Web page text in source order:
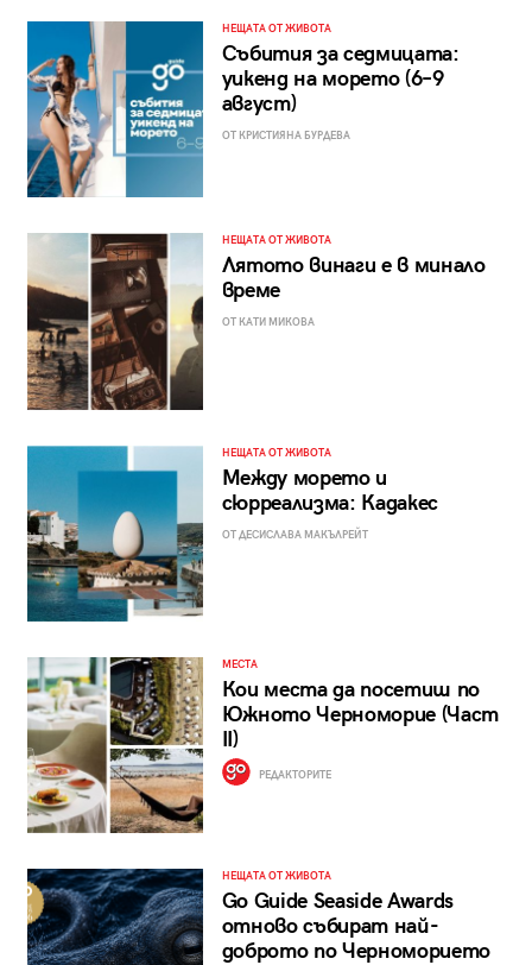
НЕЩАТА ОТ ЖИВОТА
Събития за седмицата:
уикенд на морето (6–9
август)
ОТ КРИСТИЯНА БУРДЕВА
НЕЩАТА ОТ ЖИВОТА
Лятото винаги е в минало
време
ОТ КАТИ МИКОВА
НЕЩАТА ОТ ЖИВОТА
Между морето и
сюрреализма: Кадакес
ОТ ДЕСИСЛАВА МАКЪЛРЕЙТ
МЕСТА
Кои места да посетиш по
Южното Черноморие (Част
II)
РЕДАКТОРИТЕ
НЕЩАТА ОТ ЖИВОТА
Go Guide Seaside Awards
отново събират най-
доброто по Черноморието